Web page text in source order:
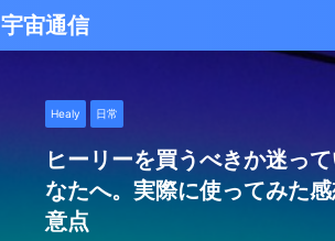
宇宙通信
日常 津留晃一
雨の日の恵み：心に降る静
雨の音を聞いたことはありますか？ 窓ガ
く優しい音、屋根を打つリズミカルな音、
バシャール
就職は人生の終着駅じゃな
らしい道を見つける方法
激しい花粉と黄砂の季節に考えたこと・
Healy 日常
ヒーリーを買うべきか迷っ
なたへ。実際に使ってみた
意点
バシャール
エネルギーの法則 〜最近ど
していました〜
最近、めちゃくちゃYouTubeやSNSを見
日常
現実を変える
最近疲れ気味です。 というのも、現実と
結構悩むんですよね。 自分の理想の姿を
日常
今、ここにいること
２０２５年あけましておめでとうござい
年もよろしくお願い致します。 とはいえ
Healy 日常
もしかしてだけどHealy（量
調整器）のせいなの？
ちょっと前に 最近ヒーリー（Healy）つか
日常
iPad 第10世代買いました
アマゾンのブラックフライデー Ipadが安
いましたね。 ということで第１０世代（
Healy 日常
久し振りにHealy（ヒーリー
波動調整器について
久しぶりにHealy（ヒーリー）量子波動調
日常
大谷さんの通訳、水原さん
思う
ちょっとびっくりしました。 多分今、か